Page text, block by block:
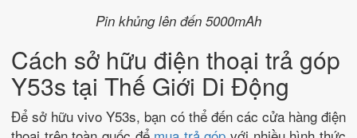
Pin khủng lên đến 5000mAh
Cách sở hữu điện thoại trả góp
Y53s tại Thế Giới Di Động
Để sở hữu vivo Y53s, bạn có thể đến các cửa hàng điện